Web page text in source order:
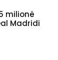
milionë
Madridi